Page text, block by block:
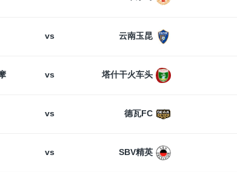
vs 云南玉昆
vs 塔什干火车头
vs 德瓦FC
vs SBV精英